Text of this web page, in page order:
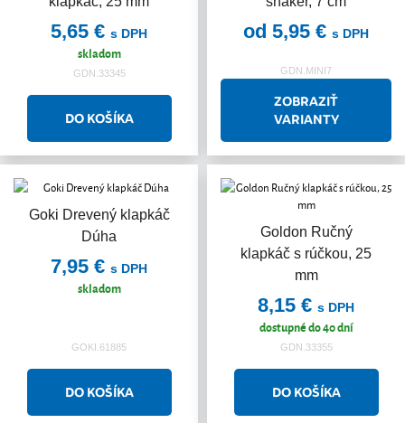
5,65 € s DPH
skladom
GDN.33345
od 5,95 € s DPH
GDN.MINI7
ZOBRAZIŤ
VARIANTY
Goki Drevený klapkáč
Dúha
7,95 € s DPH
skladom
GOKI.61885
Goldon Ručný
klapkáč s rúčkou, 25
mm
8,15 € s DPH
dostupné do 40 dní
GDN.33355